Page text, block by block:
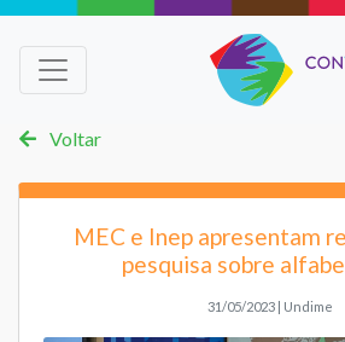
Voltar
MEC e Inep apresentam
pesquisa sobre
31/05/2023 | Undime